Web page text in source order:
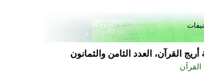
القرآن، العدد الثامن والثمانون
القرآن